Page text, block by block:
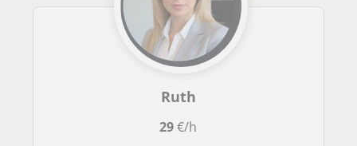
Ruth
29€/h